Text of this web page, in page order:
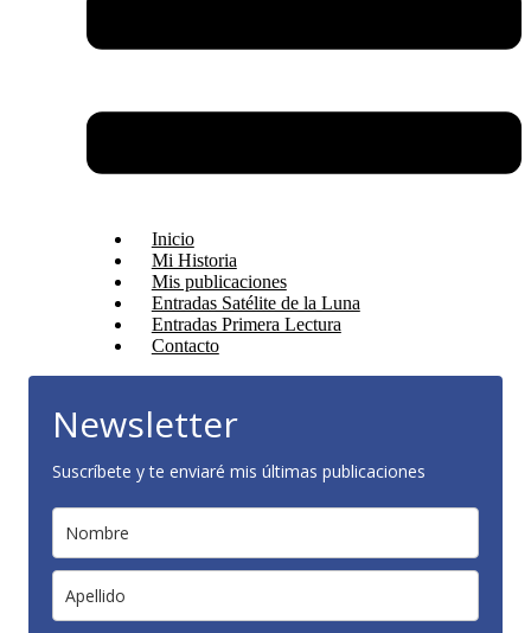
Inicio
Mi Historia
Mis publicaciones
Entradas Satélite de la Luna
Entradas Primera Lectura
Contacto
Newsletter
Suscríbete y te enviaré mis últimas publicaciones